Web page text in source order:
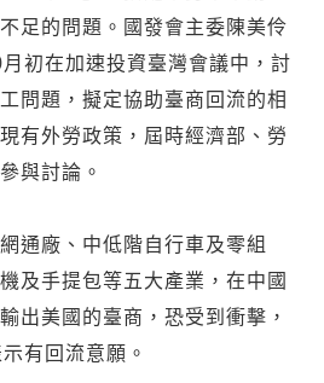
足的問題。國發會主委陳美伶
初在加速投資臺灣會議中，討
問題，擬定協助臺商回流的相
有外勞政策，屆時經濟部、勞
與討論。
通廠、中低階自行車及零組
及手提包等五大產業，在中國
出美國的臺商，恐受到衝擊，
有回流意願。